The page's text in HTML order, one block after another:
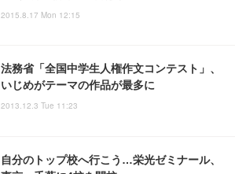
2015.8.17 Mon 12:15
法務省「全国中学生人権作文コンテスト」、
いじめがテーマの作品が最多に
2013.12.3 Tue 11:23
自分のトップ校へ行こう…栄光ゼミナール、